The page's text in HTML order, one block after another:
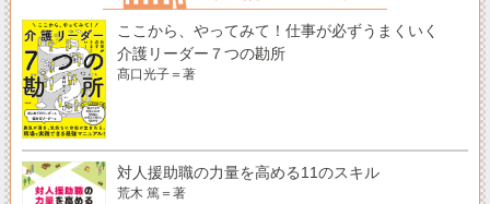
ここから、やってみて！仕事が必ずうまくいく
介護リーダー７つの勘所
髙口光子＝著
対人援助職の力量を高める11のスキル
荒木 篤＝著